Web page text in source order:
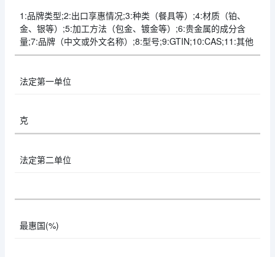
1:品牌类型;2:出口享惠情况;3:种类（餐具等）;4:材质（铂、
金、银等）;5:加工方法（包金、镀金等）;6:贵金属的成分含
量;7:品牌（中文或外文名称）;8:型号;9:GTIN;10:CAS;11:其他
法定第一单位
克
法定第二单位
最惠国(%)